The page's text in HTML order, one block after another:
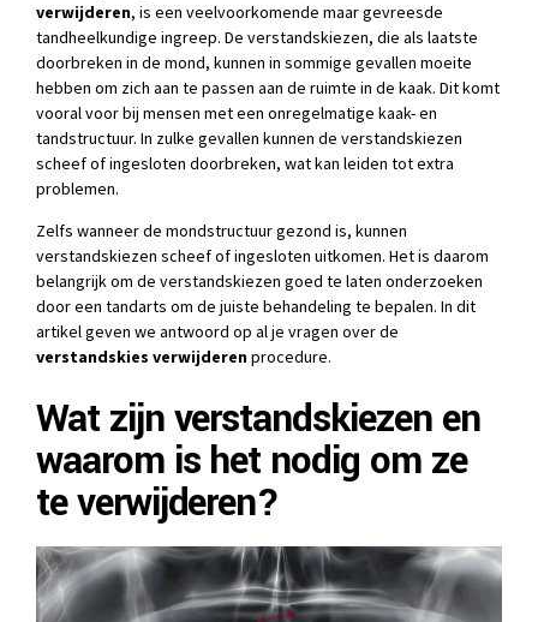
verwijderen, is een veelvoorkomende maar gevreesde
tandheelkundige ingreep. De verstandskiezen, die als laatste
doorbreken in de mond, kunnen in sommige gevallen moeite
hebben om zich aan te passen aan de ruimte in de kaak. Dit komt
vooral voor bij mensen met een onregelmatige kaak- en
tandstructuur. In zulke gevallen kunnen de verstandskiezen
scheef of ingesloten doorbreken, wat kan leiden tot extra
problemen.
Zelfs wanneer de mondstructuur gezond is, kunnen
verstandskiezen scheef of ingesloten uitkomen. Het is daarom
belangrijk om de verstandskiezen goed te laten onderzoeken
door een tandarts om de juiste behandeling te bepalen. In dit
artikel geven we antwoord op al je vragen over de
verstandskies verwijderenprocedure.
Wat zijn verstandskiezen en
waarom is het nodig om ze
te verwijderen?